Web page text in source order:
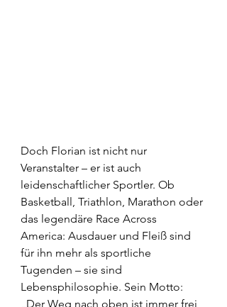
Doch Florian ist nicht nur
Veranstalter – er ist auch
leidenschaftlicher Sportler. Ob
Basketball, Triathlon, Marathon oder
das legendäre Race Across
America: Ausdauer und Fleiß sind
für ihn mehr als sportliche
Tugenden – sie sind
Lebensphilosophie. Sein Motto:
„Der Weg nach oben ist immer frei